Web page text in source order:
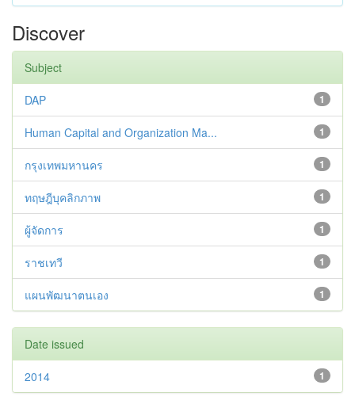
Discover
Subject
1
DAP
1
Human Capital and Organization Ma...
1
กรุงเทพมหานคร
1
ทฤษฎีบุคลิกภาพ
1
ผู้จัดการ
1
ราชเทวี
1
แผนพัฒนาตนเอง
Date issued
1
2014